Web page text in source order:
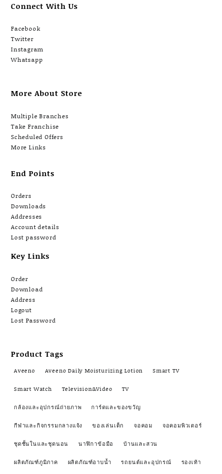
Connect With Us
Facebook
Twitter
Instagram
Whatsapp
More About Store
Multiple Branches
Take Franchise
Scheduled Offers
More Links
End Points
Orders
Downloads
Addresses
Account details
Lost password
Key Links
Order
Download
Address
Logout
Lost Password
Product Tags
Aveeno Aveeno Daily Moisturizing Lotion Smart TV
Smart Watch Television&Video TV
กล้องและอุปกรณ์ถ่ายภาพ การ์ดและของขวัญ
กีฬาและกิจกรรมกลางแจ้ง ของเล่นเด็ก จอคอม จอคอมพิวเตอร์
ชุดชั้นในและชุดนอน นาฬิกาข้อมือ บ้านและสวน
ผลิตภัณฑ์ภูมิภาค ผลิตภัณฑ์อาบน้ำ รถยนต์และอุปกรณ์ รองเท้า